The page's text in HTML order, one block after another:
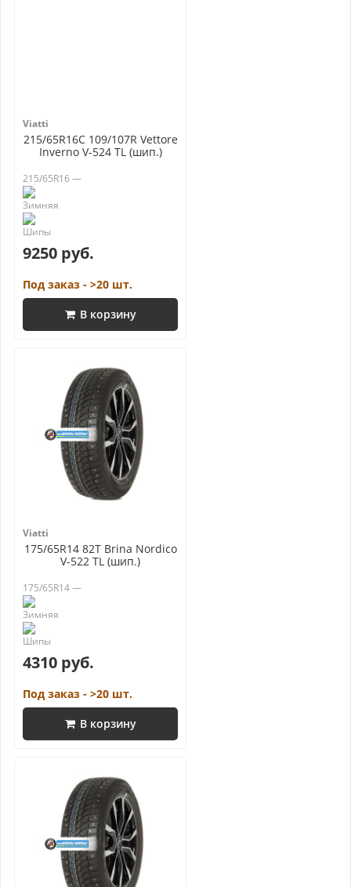
Viatti
215/65R16C 109/107R Vettore
Inverno V-524 TL (шип.)
215/65R16 —
9250 руб.
Под заказ - >20 шт.
В корзину
Viatti
175/65R14 82T Brina Nordico
V-522 TL (шип.)
175/65R14 —
4310 руб.
Под заказ - >20 шт.
В корзину